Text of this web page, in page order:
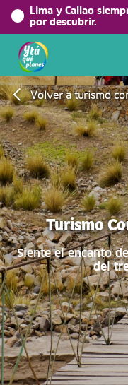
Lima y Callao
por descubrir.
Volver a turismo
Turismo
Siente el encanto
del